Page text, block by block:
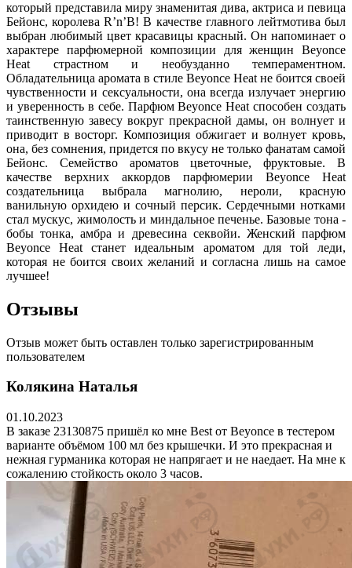
который представила миру знаменитая дива, актриса и певица
Бейонс, королева R’n’B! В качестве главного лейтмотива был
выбран любимый цвет красавицы красный. Он напоминает о
характере парфюмерной композиции для женщин Beyonce
Heat страстном и необузданно темпераментном.
Обладательница аромата в стиле Beyonce Heat не боится своей
чувственности и сексуальности, она всегда излучает энергию
и уверенность в себе. Парфюм Beyonce Heat способен создать
таинственную завесу вокруг прекрасной дамы, он волнует и
приводит в восторг. Композиция обжигает и волнует кровь,
она, без сомнения, придется по вкусу не только фанатам самой
Бейонс. Семейство ароматов цветочные, фруктовые. В
качестве верхних аккордов парфюмерии Beyonce Heat
создательница выбрала магнолию, нероли, красную
ванильную орхидею и сочный персик. Сердечными нотками
стал мускус, жимолость и миндальное печенье. Базовые тона -
бобы тонка, амбра и древесина секвойи. Женский парфюм
Beyonce Heat станет идеальным ароматом для той леди,
которая не боится своих желаний и согласна лишь на самое
лучшее!
Отзывы
Отзыв может быть оставлен только зарегистрированным
пользователем
Колякина Наталья
01.10.2023
В заказе 23130875 пришёл ко мне Best от Beyonce в тестером
варианте объёмом 100 мл без крышечки. И это прекрасная и
нежная гурманика которая не напрягает и не наедает. На мне к
сожалению стойкость около 3 часов.